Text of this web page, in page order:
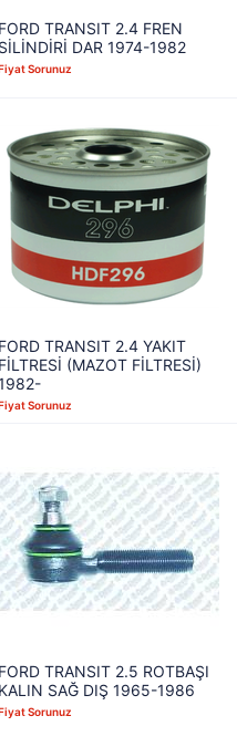
FORD TRANSIT 2.4 FREN
SİLİNDİRİ DAR 1974-1982
Sorunuz
FORD TRANSIT 2.4 YAKIT
FİLTRESİ (MAZOT FİLTRESİ)
Sorunuz
FORD TRANSIT 2.5 ROTBAŞI
KALIN SAĞ DIŞ 1965-1986
Sorunuz